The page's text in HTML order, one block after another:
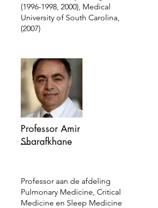
(1996-1998, 2000), Medical
University of South Carolina,
(2007)
Professor Amir
Sharafkhane
Professor aan de afdeling
Pulmonary Medicine, Critical
Medicine en Sleep Medicine